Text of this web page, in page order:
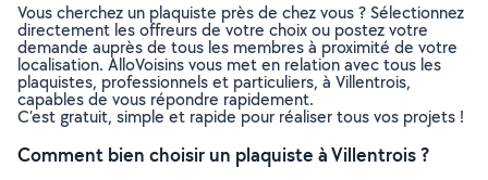
Vous cherchez un plaquiste près de chez vous ? Sélectionnez
directement les offreurs de votre choix ou postez votre
demande auprès de tous les membres à proximité de votre
localisation. AlloVoisins vous met en relation avec tous les
plaquistes, professionnels et particuliers, à Villentrois,
capables de vous répondre rapidement.
C’est gratuit, simple et rapide pour réaliser tous vos projets !
Comment bien choisir un plaquiste à Villentrois ?